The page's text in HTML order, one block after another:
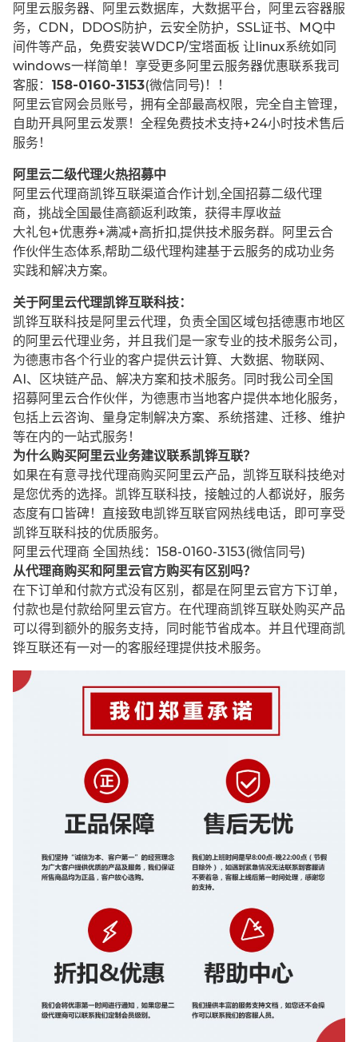
阿里云服务器、阿里云数据库，大数据平台，阿里云容器服
务，CDN，DDOS防护，云安全防护，SSL证书、MQ中
间件等产品，免费安装WDCP/宝塔面板 让 linux系统如同
windows一样简单！享受更多阿里云服务器优惠联系我司
客服： 158-0160-3153(微信同号)！！
阿里云官网会员账号，拥有全部最高权限，完全自主管理，
自助开具阿里云发票！全程免费技术支持+24小时技术售后
服务！
阿里云二级代理火热招募中
阿里云代理商凯铧互联渠道合作计划,全国招募二级代理
商，挑战全国最佳高额返利政策，获得丰厚收益
大礼包+优惠券+满减+高折扣,提供技术服务群。阿里云合
作伙伴生态体系,帮助二级代理构建基于云服务的成功业务
实践和解决方案。
关于阿里云代理凯铧互联科技：
凯铧互联科技是阿里云代理，负责全国区域包括德惠市地区
的阿里云代理业务，并且我们是一家专业的技术服务公司，
为德惠市各个行业的客户提供云计算、大数据、物联网、
AI、区块链产品、解决方案和技术服务。同时我公司全国
招募阿里云合作伙伴，为德惠市当地客户提供本地化服务，
包括上云咨询、量身定制解决方案、系统搭建、迁移、维护
等在内的一站式服务！
为什么购买阿里云业务建议联系凯铧互联？
如果在有意寻找代理商购买阿里云产品，凯铧互联科技绝对
是您优秀的选择。凯铧互联科技，接触过的人都说好，服务
态度有口皆碑！直接致电凯铧互联官网热线电话，即可享受
凯铧互联科技的优质服务。
阿里云代理商 全国热线：158-0160-3153(微信同号)
从代理商购买和阿里云官方购买有区别吗？
在下订单和付款方式没有区别，都是在阿里云官方下订单，
付款也是付款给阿里云官方。在代理商凯铧互联处购买产品
可以得到额外的服务支持，同时能节省成本。并且代理商凯
铧互联还有一对一的客服经理提供技术服务。